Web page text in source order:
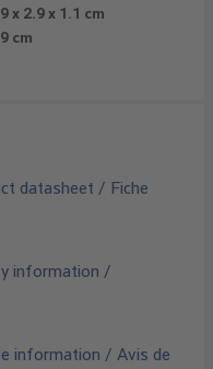
x 2.9 x 1.1 cm
cm
datasheet / Fiche
information /
information / Avis de